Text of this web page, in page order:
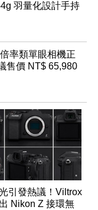
羽量化設計手持
率類單眼相機正
售價 NT$ 65,980
引發熱議！Viltrox
Nikon Z 接環無